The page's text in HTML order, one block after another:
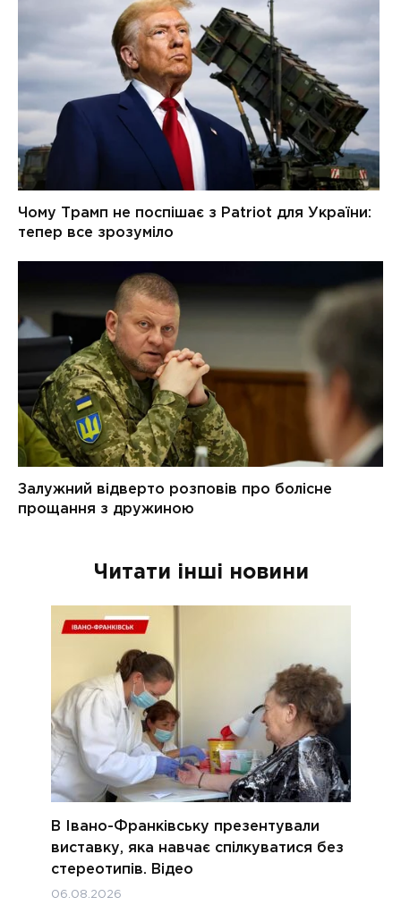
Читати інші новини
В Івано-Франківську презентували
виставку, яка навчає спілкуватися без
стереотипів. Відео
06.08.2026